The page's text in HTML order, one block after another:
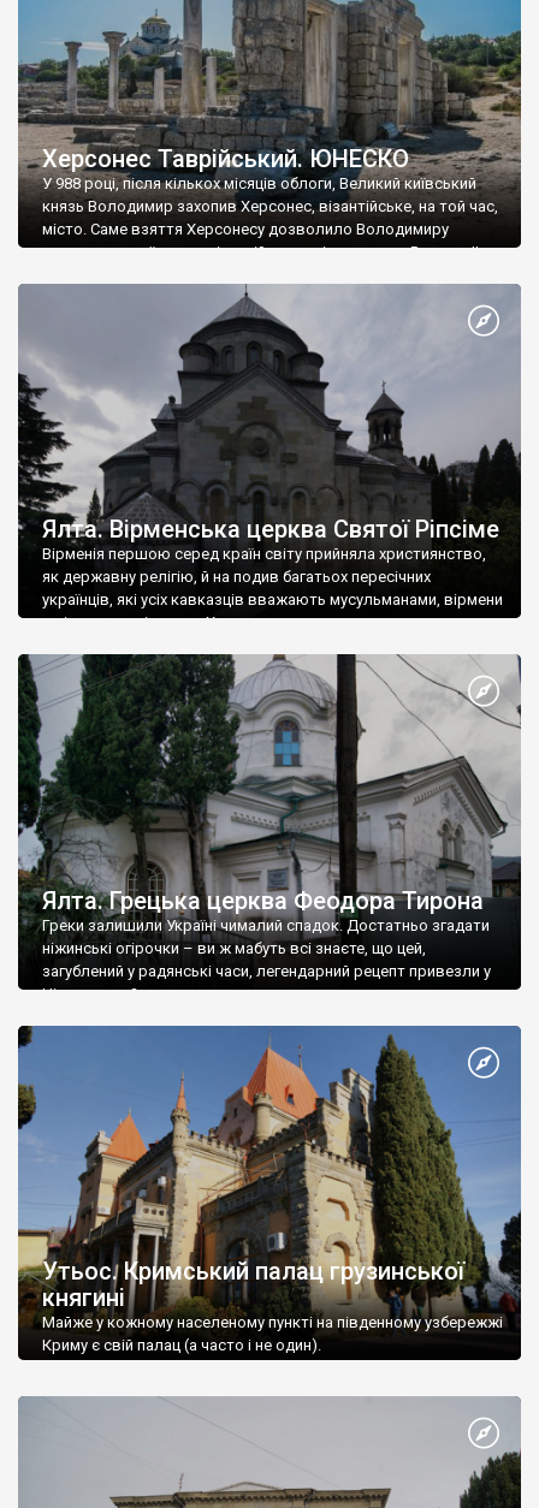
Херсонес Таврійський. ЮНЕСКО
У 988 році, після кількох місяців облоги, Великий київський
князь Володимир захопив Херсонес, візантійське, на той час,
місто. Саме взяття Херсонесу дозволило Володимиру
диктувати свої умови візантійському імператору Василю ІІ, та
Херсонесі Володимир-язичник, став Василем-християнином.
А потім було Хрещення Русі. На честь Херсонесу Таврійського
Ялта. Вірменська церква Святої Ріпсіме
Вірменія першою серед країн світу прийняла християнство,
як державну релігію, й на подив багатьох пересічних
українців, які усіх кавказців вважають мусульманами, вірмени
є відданими вірянами Христа
Ялта. Грецька церква Феодора Тирона
Греки залишили Україні чималий спадок. Достатньо згадати
ніжинські огірочки – ви ж мабуть всі знаєте, що цей,
загублений у радянські часи, легендарний рецепт привезли у
Ніжин греки?
Утьос. Кримський палац грузинської
княгині
Майже у кожному населеному пункті на південному узбережжі
Криму є свій палац (а часто і не один).